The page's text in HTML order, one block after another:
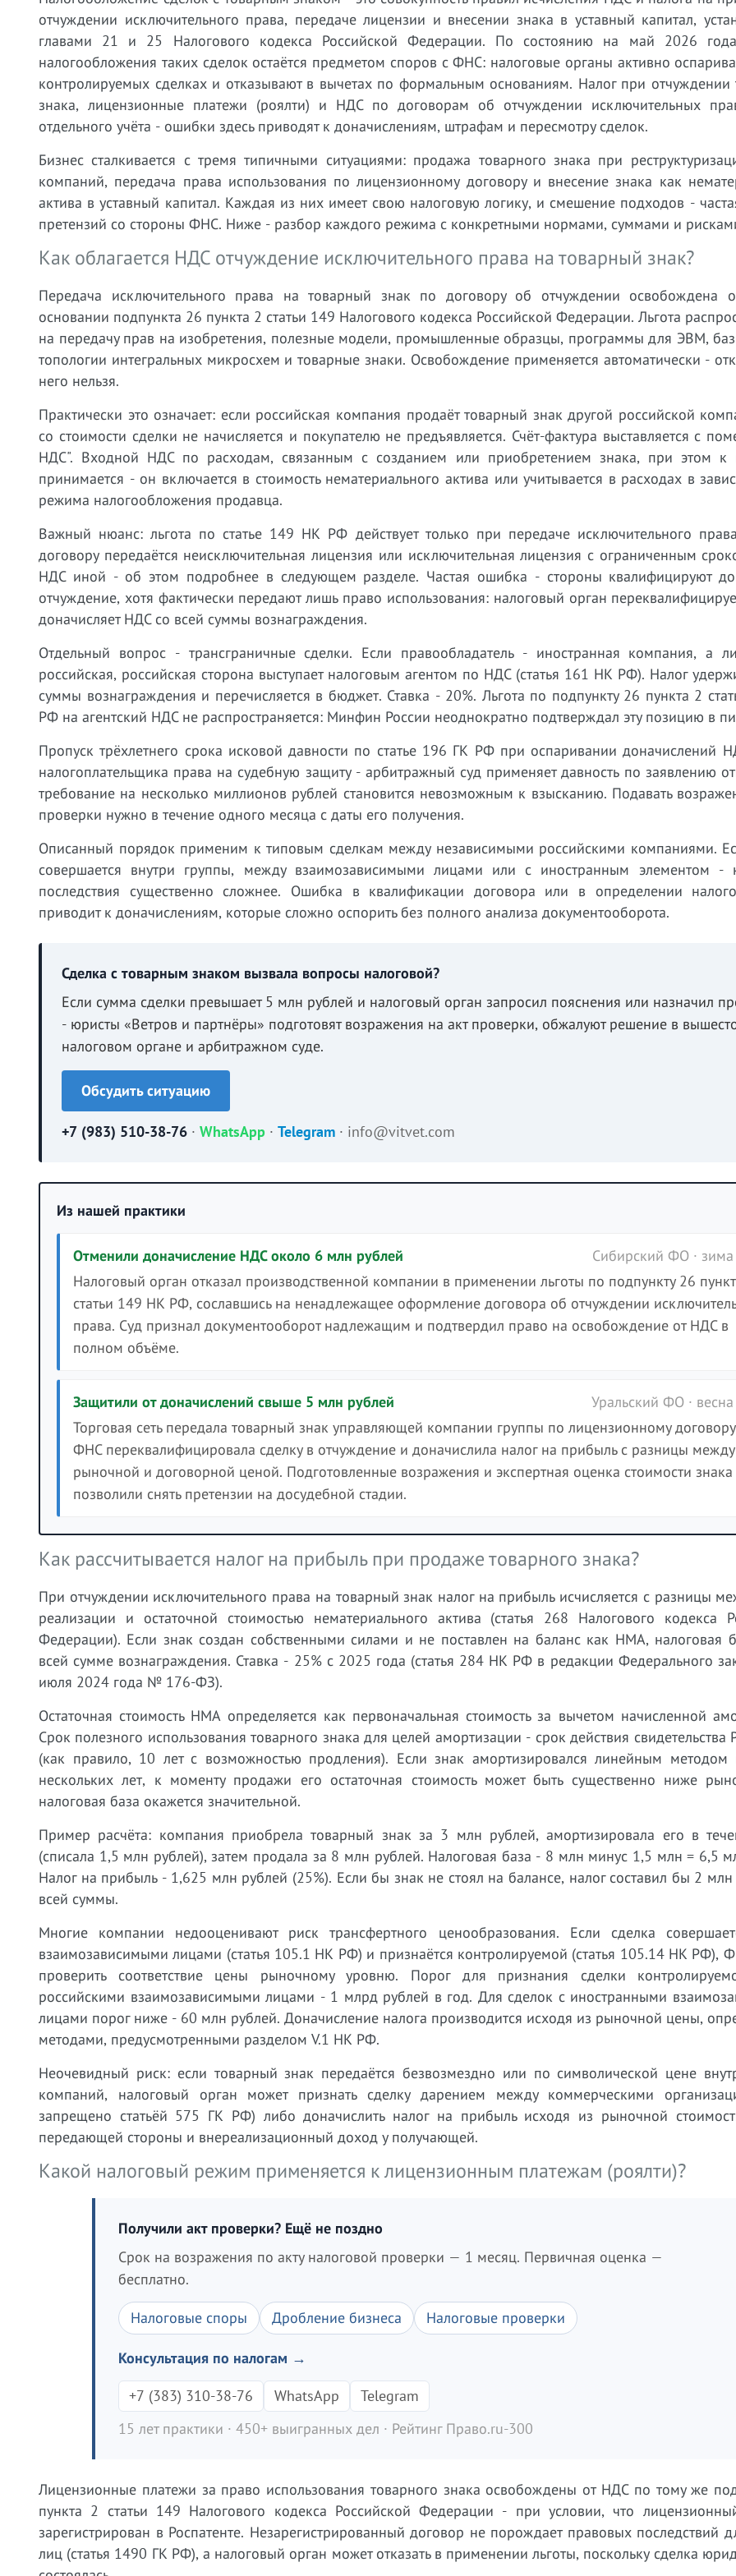
отчуждении исключительного права, передаче лицензии и внесении знака в уставный капитал,
главами 21 и 25 Налогового кодекса Российской Федерации. По состоянию на май 2026
налогообложения таких сделок остаётся предметом споров с ФНС: налоговые органы активно
контролируемых сделках и отказывают в вычетах по формальным основаниям. Налог при отчуждении
знака, лицензионные платежи (роялти) и НДС по договорам об отчуждении исключительных
отдельного учёта - ошибки здесь приводят к доначислениям, штрафам и пересмотру сделок.
Бизнес сталкивается с тремя типичными ситуациями: продажа товарного знака при
компаний, передача права использования по лицензионному договору и внесение знака как
актива в уставный капитал. Каждая из них имеет свою налоговую логику, и смешение подходов -
претензий со стороны ФНС. Ниже - разбор каждого режима с конкретными нормами, суммами и
Как облагается НДС отчуждение исключительного права на товарный знак?
Передача исключительного права на товарный знак по договору об отчуждении освобождена
основании подпункта 26 пункта 2 статьи 149 Налогового кодекса Российской Федерации. Льгота
на передачу прав на изобретения, полезные модели, промышленные образцы, программы для ЭВМ,
топологии интегральных микросхем и товарные знаки. Освобождение применяется автоматически -
него нельзя.
Практически это означает: если российская компания продаёт товарный знак другой российской
со стоимости сделки не начисляется и покупателю не предъявляется. Счёт-фактура выставляется с
НДС". Входной НДС по расходам, связанным с созданием или приобретением знака, при этом к
принимается - он включается в стоимость нематериального актива или учитывается в расходах в
режима налогообложения продавца.
Важный нюанс: льгота по статье 149 НК РФ действует только при передаче исключительного
договору передаётся неисключительная лицензия или исключительная лицензия с ограниченным
НДС иной - об этом подробнее в следующем разделе. Частая ошибка - стороны квалифицируют
отчуждение, хотя фактически передают лишь право использования: налоговый орган
доначисляет НДС со всей суммы вознаграждения.
Отдельный вопрос - трансграничные сделки. Если правообладатель - иностранная компания, а
российская, российская сторона выступает налоговым агентом по НДС (статья 161 НК РФ). Налог
суммы вознаграждения и перечисляется в бюджет. Ставка - 20%. Льгота по подпункту 26 пункта 2
РФ на агентский НДС не распространяется: Минфин России неоднократно подтверждал эту позицию в
Пропуск трёхлетнего срока исковой давности по статье 196 ГК РФ при оспаривании доначислений
налогоплательщика права на судебную защиту - арбитражный суд применяет давность по заявлению
требование на несколько миллионов рублей становится невозможным к взысканию. Подавать
проверки нужно в течение одного месяца с даты его получения.
Описанный порядок применим к типовым сделкам между независимыми российскими компаниями.
совершается внутри группы, между взаимозависимыми лицами или с иностранным элементом -
последствия существенно сложнее. Ошибка в квалификации договора или в определении
приводит к доначислениям, которые сложно оспорить без полного анализа документооборота.
Сделка с товарным знаком вызвала вопросы налоговой?
Если сумма сделки превышает 5 млн рублей и налоговый орган запросил пояснения или назначил
- юристы «Ветров и партнёры» подготовят возражения на акт проверки, обжалуют решение в
налоговом органе и арбитражном суде.
Обсудить ситуацию
+7 (983) 510-38-76 · WhatsApp · Telegram · info@vitvet.com
Из нашей практики
Отменили доначисление НДС около 6 млн рублей
Сибирский ФО ·
Налоговый орган отказал производственной компании в применении льготы по подпункту 26
статьи 149 НК РФ, сославшись на ненадлежащее оформление договора об отчуждении
права. Суд признал документооборот надлежащим и подтвердил право на освобождение от НДС в
полном объёме.
Защитили от доначислений свыше 5 млн рублей
Уральский ФО ·
Торговая сеть передала товарный знак управляющей компании группы по лицензионному
ФНС переквалифицировала сделку в отчуждение и доначислила налог на прибыль с разницы между
рыночной и договорной ценой. Подготовленные возражения и экспертная оценка стоимости знака
позволили снять претензии на досудебной стадии.
Как рассчитывается налог на прибыль при продаже товарного знака?
При отчуждении исключительного права на товарный знак налог на прибыль исчисляется с разницы
реализации и остаточной стоимостью нематериального актива (статья 268 Налогового кодекса
Федерации). Если знак создан собственными силами и не поставлен на баланс как НМА, налоговая
всей сумме вознаграждения. Ставка - 25% с 2025 года (статья 284 НК РФ в редакции Федерального
июля 2024 года № 176-ФЗ).
Остаточная стоимость НМА определяется как первоначальная стоимость за вычетом начисленной
Срок полезного использования товарного знака для целей амортизации - срок действия свидетельства
(как правило, 10 лет с возможностью продления). Если знак амортизировался линейным методом
нескольких лет, к моменту продажи его остаточная стоимость может быть существенно ниже
налоговая база окажется значительной.
Пример расчёта: компания приобрела товарный знак за 3 млн рублей, амортизировала его в
(списала 1,5 млн рублей), затем продала за 8 млн рублей. Налоговая база - 8 млн минус 1,5 млн = 6,5
Налог на прибыль - 1,625 млн рублей (25%). Если бы знак не стоял на балансе, налог составил бы 2 млн
всей суммы.
Многие компании недооценивают риск трансфертного ценообразования. Если сделка
взаимозависимыми лицами (статья 105.1 НК РФ) и признаётся контролируемой (статья 105.14 НК РФ),
проверить соответствие цены рыночному уровню. Порог для признания сделки
российскими взаимозависимыми лицами - 1 млрд рублей в год. Для сделок с иностранными
лицами порог ниже - 60 млн рублей. Доначисление налога производится исходя из рыночной цены,
методами, предусмотренными разделом V.1 НК РФ.
Неочевидный риск: если товарный знак передаётся безвозмездно или по символической цене
компаний, налоговый орган может признать сделку дарением между коммерческими
запрещено статьёй 575 ГК РФ) либо доначислить налог на прибыль исходя из рыночной
передающей стороны и внереализационный доход у получающей.
Какой налоговый режим применяется к лицензионным платежам (роялти)?
Получили акт проверки? Ещё не поздно
Срок на возражения по акту налоговой проверки — 1 месяц. Первичная оценка —
бесплатно.
Налоговые споры Дробление бизнеса Налоговые проверки
Консультация по налогам →
+7 (383) 310-38-76
WhatsApp
Telegram
15 лет практики · 450+ выигранных дел · Рейтинг Право.ru-300
Лицензионные платежи за право использования товарного знака освобождены от НДС по тому же
пункта 2 статьи 149 Налогового кодекса Российской Федерации - при условии, что
зарегистрирован в Роспатенте. Незарегистрированный договор не порождает правовых последствий
лиц (статья 1490 ГК РФ), а налоговый орган может отказать в применении льготы, поскольку сделка